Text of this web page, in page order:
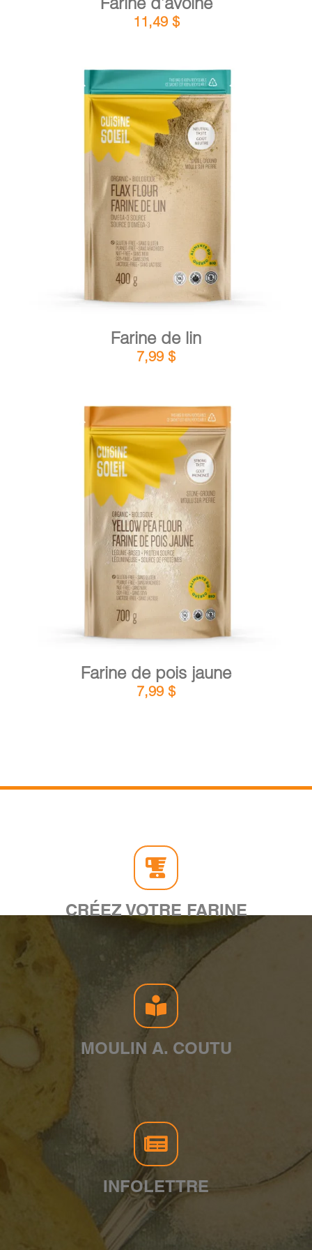
11,49 $
AJOUTER AU PANIER /
Farine de lin
7,99 $
AJOUTER AU PANIER / DÉTAILS
Farine de pois jaune
7,99 $
CRÉEZ VOTRE FARINE
MOULIN A. COUTU
INFOLETTRE